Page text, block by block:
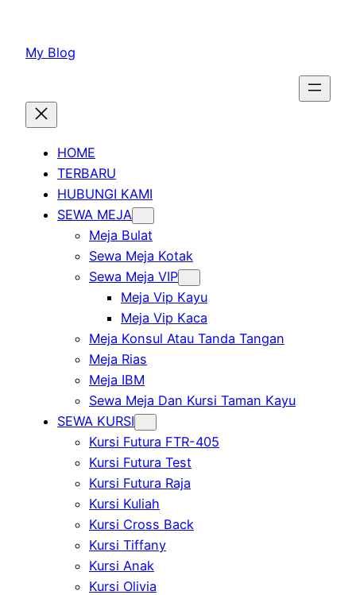
konten
My Blog
HOME
TERBARU
HUBUNGI KAMI
SEWA MEJA
Meja Bulat
Sewa Meja Kotak
Sewa Meja VIP
Meja Vip Kayu
Meja Vip Kaca
Meja Konsul Atau Tanda Tangan
Meja Rias
Meja IBM
Sewa Meja Dan Kursi Taman Kayu
SEWA KURSI
Kursi Futura FTR-405
Kursi Futura Test
Kursi Futura Raja
Kursi Kuliah
Kursi Cross Back
Kursi Tiffany
Kursi Anak
Kursi Olivia